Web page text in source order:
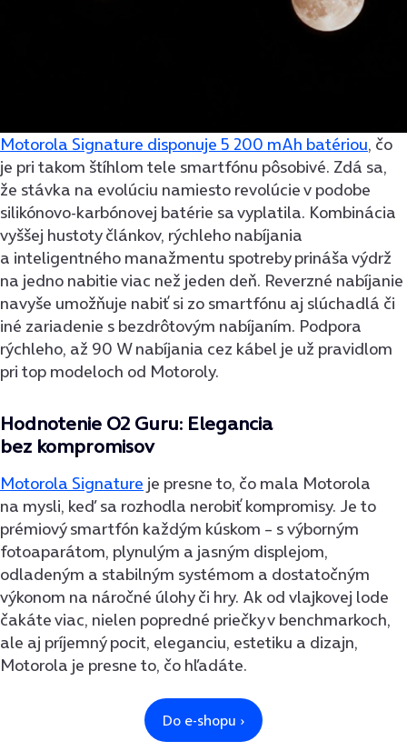
Motorola Signature disponuje 5 200 mAh batériou, čo
je pri takom štíhlom tele smartfónu pôsobivé. Zdá sa,
že stávka na evolúciu namiesto revolúcie v podobe
silikónovo-karbónovej batérie sa vyplatila. Kombinácia
vyššej hustoty článkov, rýchleho nabíjania
a inteligentného manažmentu spotreby prináša výdrž
na jedno nabitie viac než jeden deň. Reverzné nabíjanie
navyše umožňuje nabiť si zo smartfónu aj slúchadlá či
iné zariadenie s bezdrôtovým nabíjaním. Podpora
rýchleho, až 90 W nabíjania cez kábel je už pravidlom
pri top modeloch od Motoroly.
Hodnotenie O2 Guru: Elegancia
bez kompromisov
Motorola Signature je presne to, čo mala Motorola
na mysli, keď sa rozhodla nerobiť kompromisy. Je to
prémiový smartfón každým kúskom – s výborným
fotoaparátom, plynulým a jasným displejom,
odladeným a stabilným systémom a dostatočným
výkonom na náročné úlohy či hry. Ak od vlajkovej lode
čakáte viac, nielen popredné priečky v benchmarkoch,
ale aj príjemný pocit, eleganciu, estetiku a dizajn,
Motorola je presne to, čo hľadáte.